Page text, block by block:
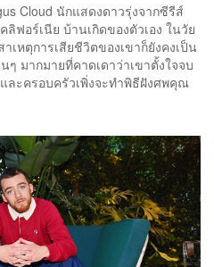
Cloud นักแสดงดาวรุ่งจากซีรีส์
ฟอร์เนีย บ้านเกิดของตัวเอง ในวัย
เหตุการเสียชีวิตของเขาก็ยังคงเป็น
มากมายที่คาดเดาว่าเขาตั้งใจจบ
ละครอบครัวเพิ่งจะทำพิธีฝังศพคุณ